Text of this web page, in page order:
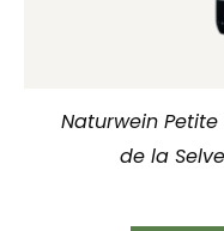
Naturwein
de la